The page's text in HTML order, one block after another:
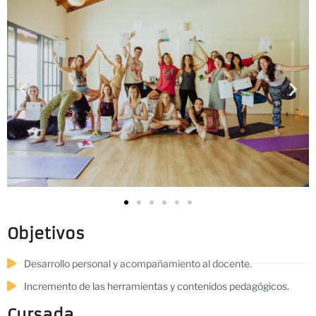
Objetivos
Desarrollo personal y acompañamiento al docente.
Incremento de las herramientas y contenidos pedagógicos.